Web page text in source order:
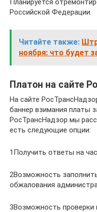
Планируется
Российской Федерации.
Читайте также:
ноября: что будет
Платон на сайте
На сайте
баннер взимания платы
РосТрансНадзор мы
есть следующие опции:
1Получить ответы на
2Возможность
обжалования
3Возможность